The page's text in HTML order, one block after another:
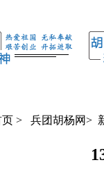
页 > 兵团胡杨网>